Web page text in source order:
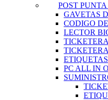
POST
GAVETAS
CODIGO
LECTOR
PC ALL IN